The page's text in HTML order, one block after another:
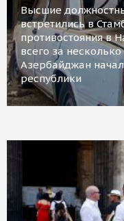
Высшие
встретились в
противостояния в
всего за
Азербайджан
республики